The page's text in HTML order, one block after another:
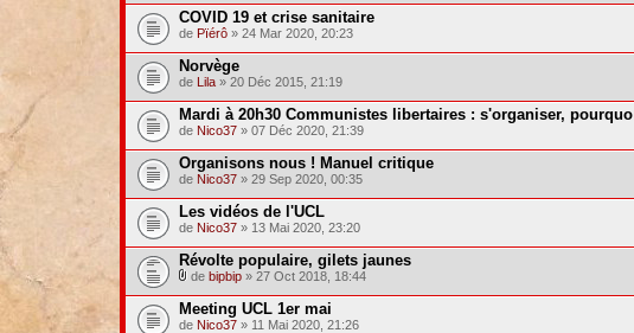
COVID 19 et crise sanitaire
de Pïérô» 24 Mar 2020, 20:23
Norvège
de Lila» 20 Déc 2015, 21:19
Mardi à 20h30 Communistes libertaires : s'organiser, pourquo
de Nico37» 07 Déc 2020, 21:39
Organisons nous ! Manuel critique
de Nico37» 29 Sep 2020, 00:35
Les vidéos de l'UCL
de Nico37» 13 Mai 2020, 23:20
Révolte populaire, gilets jaunes
de bipbip» 27 Oct 2018, 18:44
Meeting UCL 1er mai
de Nico37» 11 Mai 2020, 21:26